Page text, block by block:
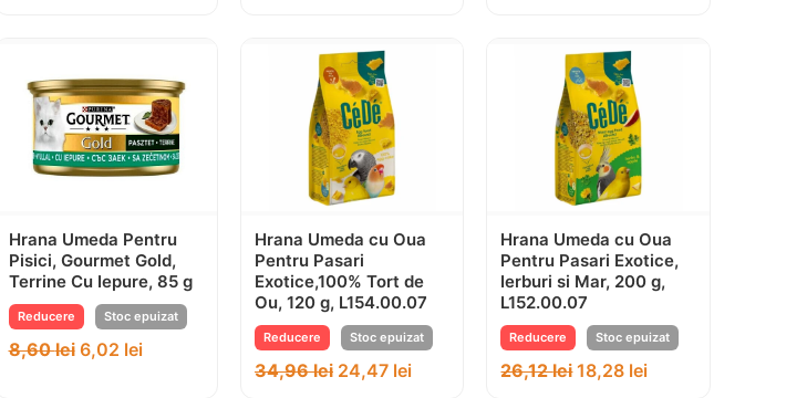
Hrana Umeda Pentru
Pisici, Gourmet Gold,
Terrine Cu Iepure, 85 g
Reducere Stoc epuizat
8,60lei 6,02 lei
Hrana Umeda cu Oua
Pentru Pasari
Exotice,100% Tort de
Ou, 120 g, L154.00.07
Reducere Stoc epuizat
34,96lei 24,47 lei
Hrana Umeda cu Oua
Pentru Pasari Exotice,
Ierburi si Mar, 200 g,
L152.00.07
Reducere Stoc epuizat
26,12lei 18,28 lei